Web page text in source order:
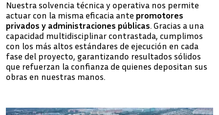
Nuestra solvencia técnica y operativa nos permite
actuar con la misma eficacia ante promotores
privados y administraciones públicas. Gracias a una
capacidad multidisciplinar contrastada, cumplimos
con los más altos estándares de ejecución en cada
fase del proyecto, garantizando resultados sólidos
que refuerzan la confianza de quienes depositan sus
obras en nuestras manos.